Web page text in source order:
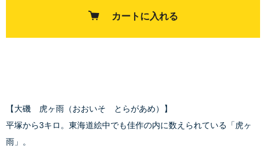
カートに入れる
【大磯 虎ヶ雨（おおいそ とらがあめ）】
平塚から3キロ。東海道絵中でも佳作の内に数えられている「虎ヶ
雨」。